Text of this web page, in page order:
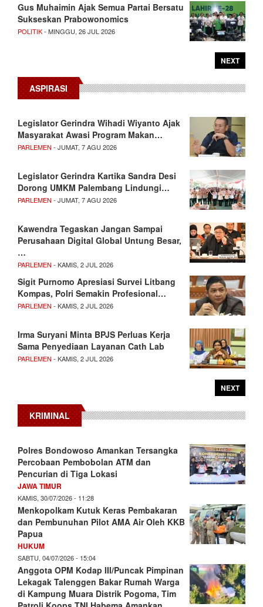
Gus Muhaimin Ajak Semua Partai Bersatu
Sukseskan Prabowonomics
POLITIK- MINGGU, 26 JUL 2026
NEXT
ASPIRASI
Legislator Gerindra Wihadi Wiyanto Ajak
Masyarakat Awasi Program Makan…
PARLEMEN - JUMAT, 7 AGU 2026
Legislator Gerindra Kartika Sandra Desi
Dorong UMKM Palembang Lindungi…
PARLEMEN - JUMAT, 7 AGU 2026
Kawendra Tegaskan Jangan Sampai
Perusahaan Digital Global Untung Besar,
…
PARLEMEN - KAMIS, 2 JUL 2026
Sigit Purnomo Apresiasi Survei Litbang
Kompas, Polri Semakin Profesional…
PARLEMEN - KAMIS, 2 JUL 2026
Irma Suryani Minta BPJS Perluas Kerja
Sama Penyediaan Layanan Cath Lab
PARLEMEN - KAMIS, 2 JUL 2026
NEXT
KRIMINAL
Polres Bondowoso Amankan Tersangka
Percobaan Pembobolan ATM dan
Pencurian di Tiga Lokasi
JAWA TIMUR
KAMIS, 30/07/2026 - 11:28
Menkopolkam Kutuk Keras Pembakaran
dan Pembunuhan Pilot AMA Air Oleh KKB
Papua
HUKUM
SABTU, 04/07/2026 - 15:04
Anggota OPM Kodap III/Puncak Pimpinan
Lekagak Talenggen Bakar Rumah Warga
di Kampung Muara Distrik Pogoma, Tim